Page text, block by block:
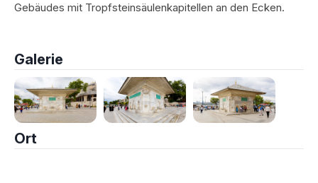
Gebäudes mit Tropfsteinsäulenkapitellen an den Ecken.
Galerie
Ort